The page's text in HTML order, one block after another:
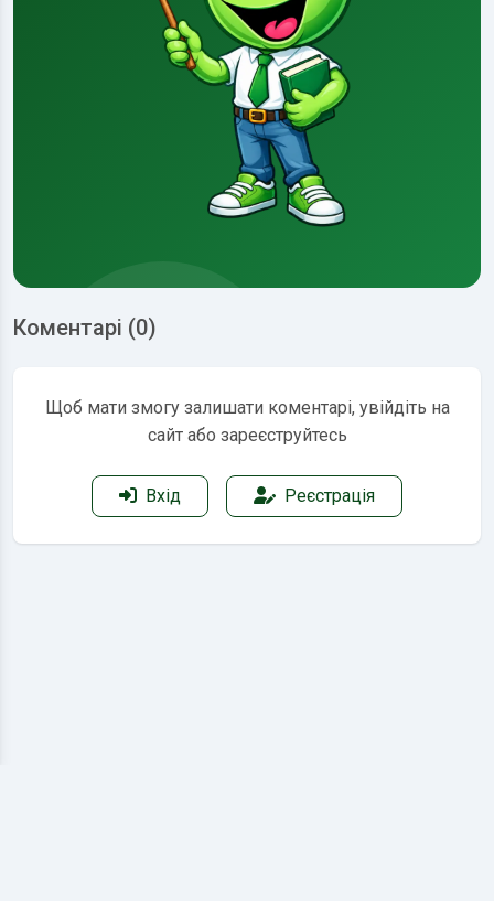
Коментарі (0)
Щоб мати змогу залишати коментарі, увійдіть на
сайт або зареєструйтесь
Вхід Реєстрація